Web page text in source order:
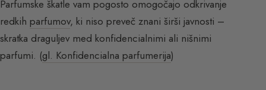
Parfumske škatle vam pogosto omogočajo odkrivanje
redkih parfumov, ki niso preveč znani širši javnosti –
skratka draguljev med konfidencialnimi ali nišnimi
parfumi. (gl. Konfidencialna parfumerija)